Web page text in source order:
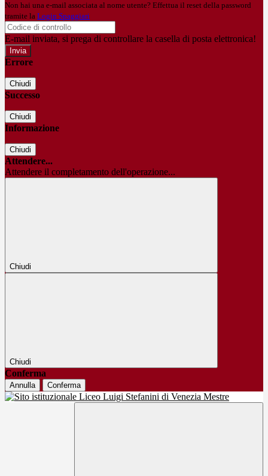
Non hai una e-mail associata al nome utente? Effettua il reset della password
tramite la Login Spaggiari
E-mail inviata, si prega di controllare la casella di posta elettronica!
Errore
Chiudi
Successo
Chiudi
Informazione
Chiudi
Attendere...
Attendere il completamento dell'operazione...
Chiudi
Chiudi
Conferma
Annulla Conferma